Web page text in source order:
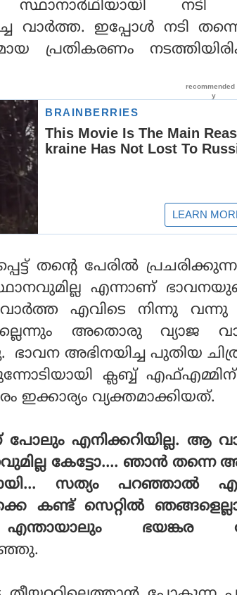
നടി
വാർത്ത. ഇപ്പോൾ നടി
പ്രതികരണം
തന്റെ പേരിൽ
എന്നാണ്
എവിടെ നിന്നു വന്നു
അതൊരു വ്യാജ
ഭാവന അഭിനയിച്ച പുതിയ
ക്ലബ്ബ്
ഇക്കാര്യം വ്യക്തമാക്കിയത്.
എനിക്കറിയില്ല. ആ
കേട്ടോ.... ഞാൻ തന്നെ
സത്യം പറഞ്ഞാൽ
കണ്ട് സെറ്റിൽ
എന്തായാലും ഭയങ്കര